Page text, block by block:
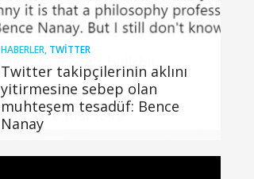
HABERLER, TWITTER
Twitter takipçilerinin aklını
yitirmesine sebep olan
muhteşem tesadüf: Bence
Nanay